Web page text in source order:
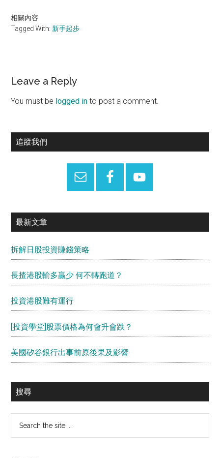
相關內容
Tagged With: 新手起步
Reader
Interactions
Leave a Reply
You must be logged in to post a comment.
Primary
追蹤我們
最新文章
拆解日股投資賺錢策略
長揸港股輸多贏少 何不轉跑道？
投資港股難有運行
[投資學堂]股票價格為何會升會跌？
美國矽谷銀行出事前原後果及影響
搜尋